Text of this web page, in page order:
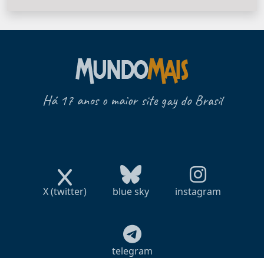
Há 17 anos o maior site gay do Brasil
X (twitter) blue sky instagram
telegram